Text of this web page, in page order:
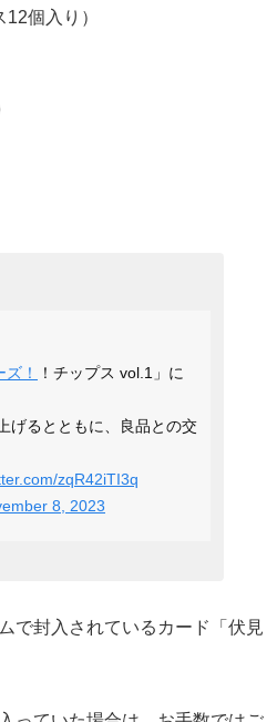
個入り）
！
！チップス vol.1」に
げるとともに、良品との交
zqR42iTI3q
8, 2023
で封入されているカード「伏見